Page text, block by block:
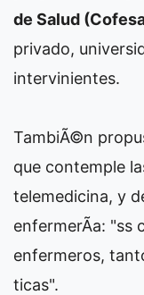
de Salud
privado,
intervinientes.
TambiÃ©n
que contemple
telemedicina, y
enfermerÃ­a: "ss
enfermeros,
ticas".